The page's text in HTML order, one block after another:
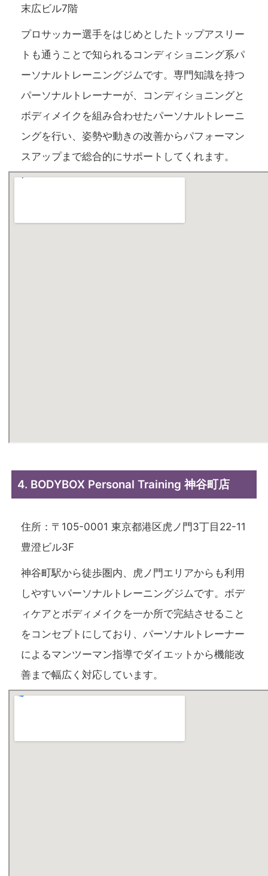
末広ビル7階
プロサッカー選手をはじめとしたトップアスリー
トも通うことで知られるコンディショニング系パ
ーソナルトレーニングジムです。専門知識を持つ
パーソナルトレーナーが、コンディショニングと
ボディメイクを組み合わせたパーソナルトレーニ
ングを行い、姿勢や動きの改善からパフォーマン
スアップまで総合的にサポートしてくれます。
4. BODYBOX Personal Training 神谷町店
住所：〒105-0001 東京都港区虎ノ門3丁目22-11
豊澄ビル3F
神谷町駅から徒歩圏内、虎ノ門エリアからも利用
しやすいパーソナルトレーニングジムです。ボデ
ィケアとボディメイクを一か所で完結させること
をコンセプトにしており、パーソナルトレーナー
によるマンツーマン指導でダイエットから機能改
善まで幅広く対応しています。